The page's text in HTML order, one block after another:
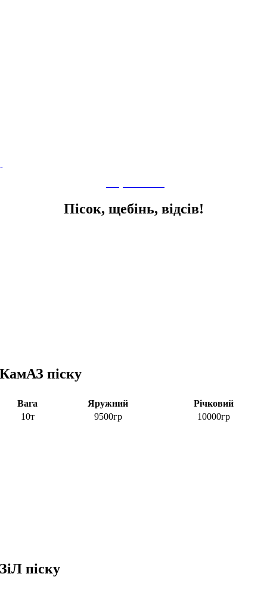
Пісок, щебінь, відсів!
КамАЗ піску
Вага Яружний
Річковий
10т
9500гр 10000гр
ЗіЛ піску